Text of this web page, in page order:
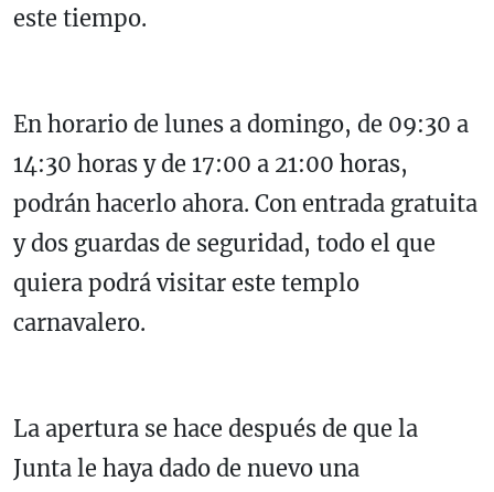
este tiempo.
En horario de lunes a domingo, de 09:30 a
14:30 horas y de 17:00 a 21:00 horas,
podrán hacerlo ahora. Con entrada gratuita
y dos guardas de seguridad, todo el que
quiera podrá visitar este templo
carnavalero.
La apertura se hace después de que la
Junta le haya dado de nuevo una